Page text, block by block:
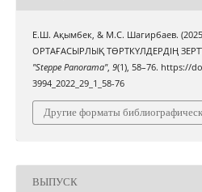
Е.Ш. Ақымбек, & М.С. Шагирбаев.
ОРТАҒАСЫРЛЫҚ ТӨРТКҮЛДЕРДІҢ
"Steppe Panorama", 9(1), 58–76. https://
3994_2022_29_1_58-76
Другие форматы
ВЫПУСК